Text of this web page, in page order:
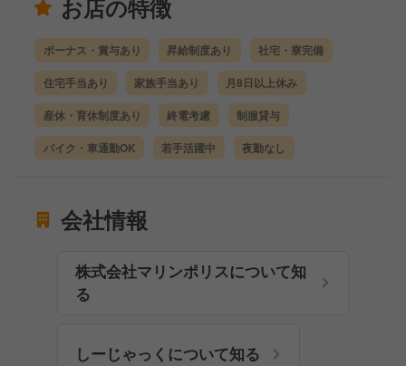
お店の特徴
ボーナス・賞与あり 昇給制度あり 社宅・寮完備
住宅手当あり 家族手当あり 月8日以上休み
産休・育休制度あり 終電考慮 制服貸与
バイク・車通勤OK 若手活躍中 夜勤なし
会社情報
株式会社マリンポリスについて知
る
しーじゃっくについて知る